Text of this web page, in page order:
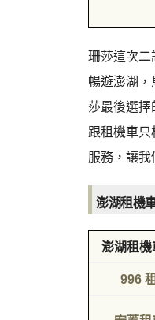
珊莎這次二
暢遊澎湖，
莎最後選擇
跟租機車
服務，讓我
澎湖租機
澎湖租機
996